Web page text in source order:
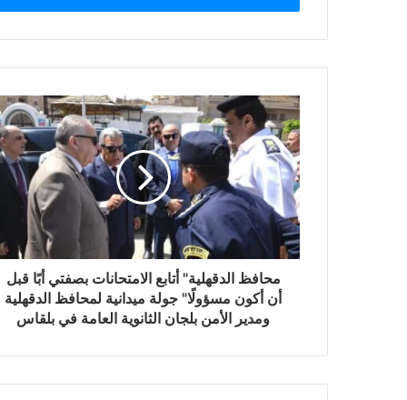
محافظ الدقهلية" أتابع الامتحانات بصفتي أبًا قبل
أن أكون مسؤولًا" جولة ميدانية لمحافظ الدقهلية
ومدير الأمن بلجان الثانوية العامة في بلقاس